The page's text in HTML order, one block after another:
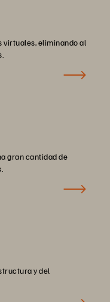
virtuales, eliminando al
gran cantidad de
y del